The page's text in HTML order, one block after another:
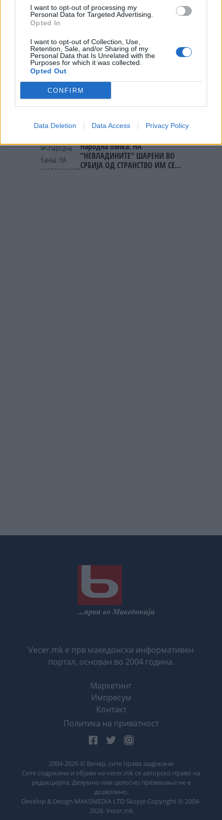
I want to opt-out of processing my
Personal Data for Targeted Advertising.
Opted In
I want to opt-out of Collection, Use,
Retention, Sale, and/or Sharing of my
Personal Data that Is Unrelated with the
Purposes for which it was collected.
Opted Out
CONFIRM
Data Deletion Data Access Privacy Policy
итно ја преиспитува својата
одлука“
алпинисти во лавина во
Пакистан- меѓу нив и познат
Непалец
ИЗНОС ЗА К-15: Еве колку
пари ќе ви легнат на сметка
годинава
БЕЛ ШТРАЈК НА ГРАНИЦИТЕ:
Вака не било никогаш на
„Евзони“, а на „Градина“ се
Народна банка: НА
“НЕВЛАДИНИТЕ“ ШАРЕНИ ВО
СРБИЈА ОД СТРАНСТВО ИМ СЕ
Vecer.mk е прв македонски информативен
портал, основан во 2004 година.
Маркетинг
Импресум
Контакт
Политика на приватност
2004-2026 © Вечер, сите права задржани
Сите содржини и објави на vecer.mk се авторско право на
редакцијата. Делумно или целосно преземање не е
дозволено.
Develop & Design MAKSMEDIA LTD Skopje Copyright © 2004-
2026. Vecer.mk